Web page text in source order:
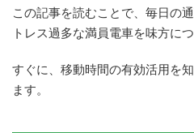
この記事を読むことで、毎日の
トレス過多な満員電車を味方につ
すぐに、移動時間の有効活用を知
ます。